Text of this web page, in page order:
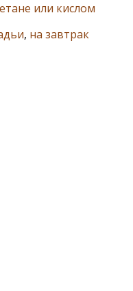
или кислом
, на завтрак